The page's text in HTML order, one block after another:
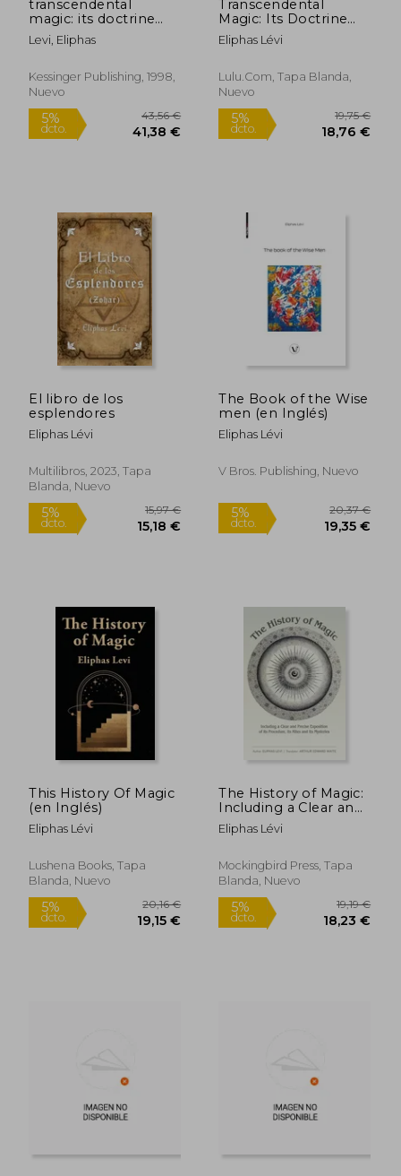
12,70 €
5%
dcto.
transcendental
magic: its doctrine
and ritual (en Inglés)
Levi, Eliphas
Kessinger Publishing, 1998,
Nuevo
Transcendental
Magic: Its Doctrine
and Ritual (en Inglés)
Eliphas Lévi
Lulu.com, Tapa Blanda,
Nuevo
El libro de los
esplendores
Eliphas Lévi
Multilibros, 2023, Tapa
Blanda, Nuevo
The Book of the Wise
men (en Inglés)
Eliphas Lévi
V Bros. Publishing, Nuevo
This History Of Magic
(en Inglés)
Eliphas Lévi
Lushena Books, Tapa
Blanda, Nuevo
The History of Magic:
Including a Clear and
Precise Exposition of
Its Procedure, Its
Mysteries (en Inglés)
Eliphas Lévi
Mockingbird Press, Tapa
Blanda, Nuevo